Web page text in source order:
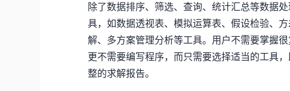
除了数据排序、筛选、查询、统计汇总等数据
具，如数据透视表、模拟运算表、假设检验、
解、多方案管理分析等工具。用户不需要掌握
更不需要编写程序，而只需要选择适当的工具
整的求解报告。